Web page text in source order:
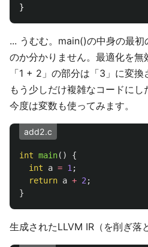
... うむむ。main()の中身の最
のか分かりません。最適化を
「1 + 2」の部分は「3」に変換
もう少しだけ複雑なコードにし
今度は変数も使ってみます。
add2.c
int main()
{
int
a = 1 ;
return a + 2 ;
}
生成されたLLVM IR（を削ぎ落